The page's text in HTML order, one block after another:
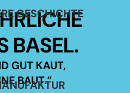
GESCHICHTE
BASEL.
GUT KAUT,
BAUT.”